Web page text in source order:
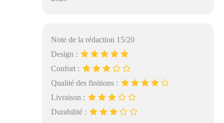
Note de la rédaction 15/20
Design :
Confort :
Qualité des finitions :
Livraison :
Durabilité :